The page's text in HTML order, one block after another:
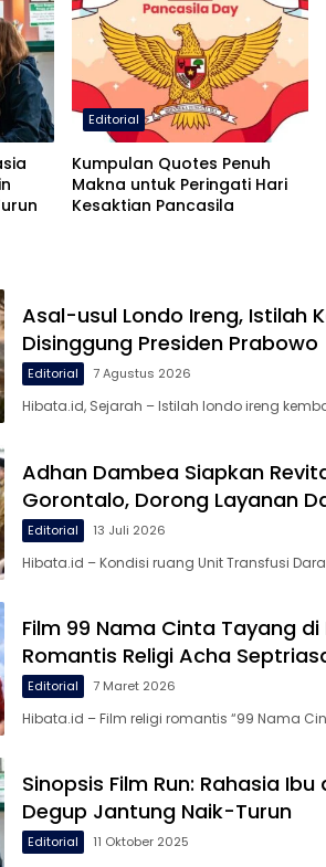
Editorial
Kumpulan Quotes Penuh
Makna untuk Peringati Hari
Kesaktian Pancasila
Asal-usul Londo Ireng, Istilah
Disinggung Presiden Prabowo
Editorial 7 Agustus 2026
Hibata.id, Sejarah – Istilah londo ireng
Adhan Dambea Siapkan
Gorontalo, Dorong Layanan
Editorial 13 Juli 2026
Hibata.id – Kondisi ruang Unit Transfusi
Film 99 Nama Cinta Tayang di
Romantis Religi Acha
Editorial 7 Maret 2026
Hibata.id – Film religi romantis “99 Nama
Sinopsis Film Run: Rahasia
Degup Jantung Naik-Turun
Editorial 11 Oktober 2025